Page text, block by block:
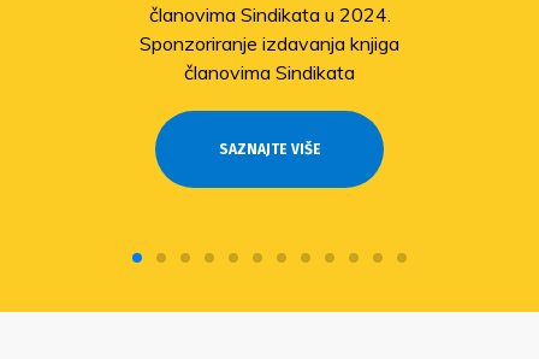
članovima Sindikata u 2024.
Sponzoriranje izdavanja knjiga
članovima Sindikata
SAZNAJTE VIŠE